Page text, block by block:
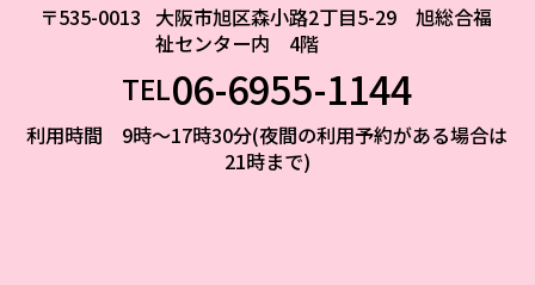
〒535-0013 大阪市旭区森小路2丁目5-29 旭総合福
祉センター内 4階
TEL06-6955-1144
利用時間 9時～17時30分(夜間の利用予約がある場合は
21時まで)